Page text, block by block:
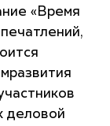
«Время
деловой